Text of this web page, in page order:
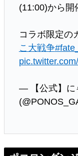
(11:00)から開
コラボ限定の
こ大戦争
— 【公式】に